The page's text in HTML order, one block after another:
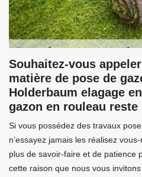
Souhaitez-vous
matière de pose de
Holderbaum elagage
gazon en rouleau
Si vous possédez des travaux
n’essayez jamais les réalisez
plus de savoir-faire et de patience
cette raison que nous vous